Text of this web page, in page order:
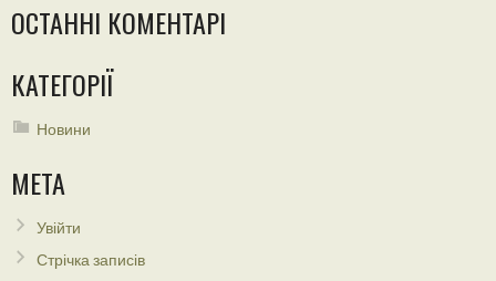
ОСТАННІ КОМЕНТАРІ
КАТЕГОРІЇ
Новини
МЕТА
Увійти
Стрічка записів